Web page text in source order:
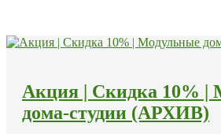
Акция | Скидка 10% |
дома-студии (АРХИВ)